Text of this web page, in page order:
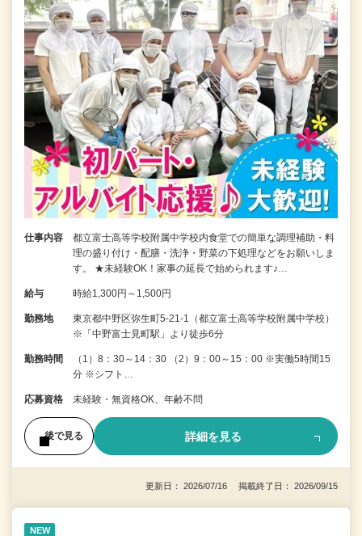
仕事内容
都立富士高等学校附属中学校内食堂での簡単な調理補助・料
理の盛り付け・配膳・洗浄・野菜の下処理などをお願いしま
す。 ★未経験OK！家事の延長で始められます♪…
給与 時給1,300円～1,500円
勤務地
東京都中野区弥生町5-21-1（都立富士高等学校附属中学校）
※「中野富士見町駅」より徒歩6分
勤務時間
（1）8：30～14：30 （2）9：00～15：00 ※実働5時間15
分 ※シフト…
応募資格 未経験・無資格OK、年齢不問
後で見る 詳細を見る
更新日： 2026/07/16 掲載終了日： 2026/09/15
NEW